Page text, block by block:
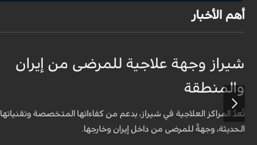
أهم الأخبار
شيراز وجهة علاجية للمرضى من إيران
والمنطقة
تُعدّ المراكز العلاجية في شيراز، بدعم من كفاءاتها المتخصّصة وتقنياتها
الحديثة، وجهةً للمرضى من داخل إيران وخارجها.